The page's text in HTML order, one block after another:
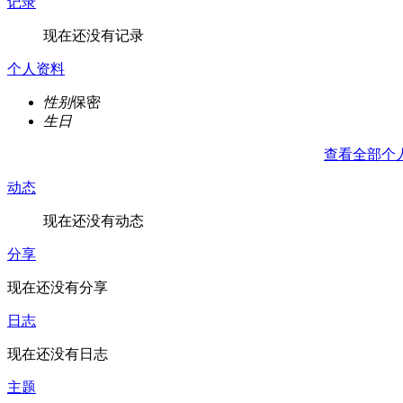
现在还没有记录
个人资料
性别保密
生日
查看全部个
动态
现在还没有动态
分享
现在还没有分享
日志
现在还没有日志
主题